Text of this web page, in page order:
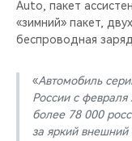
Auto, пакет
«зимний» пакет,
беспроводная
«Автомобиль
России с февраля
более 78 000
за яркий внешний